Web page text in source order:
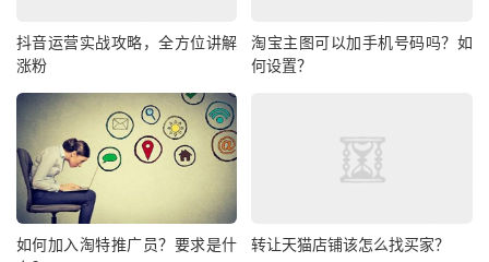
抖音运营实战攻略，全方位讲解
涨粉
淘宝主图可以加手机号码吗？如
何设置？
如何加入淘特推广员？要求是什
转让天猫店铺该怎么找买家？